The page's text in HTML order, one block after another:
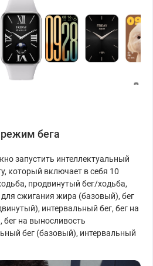
бега
запустить интеллектуальный
который включает в себя 10
продвинутый бег/ходьба,
для сжигания жира (базовый), бег
интервальный бег, бег на
на выносливость
бег (базовый), интервальный